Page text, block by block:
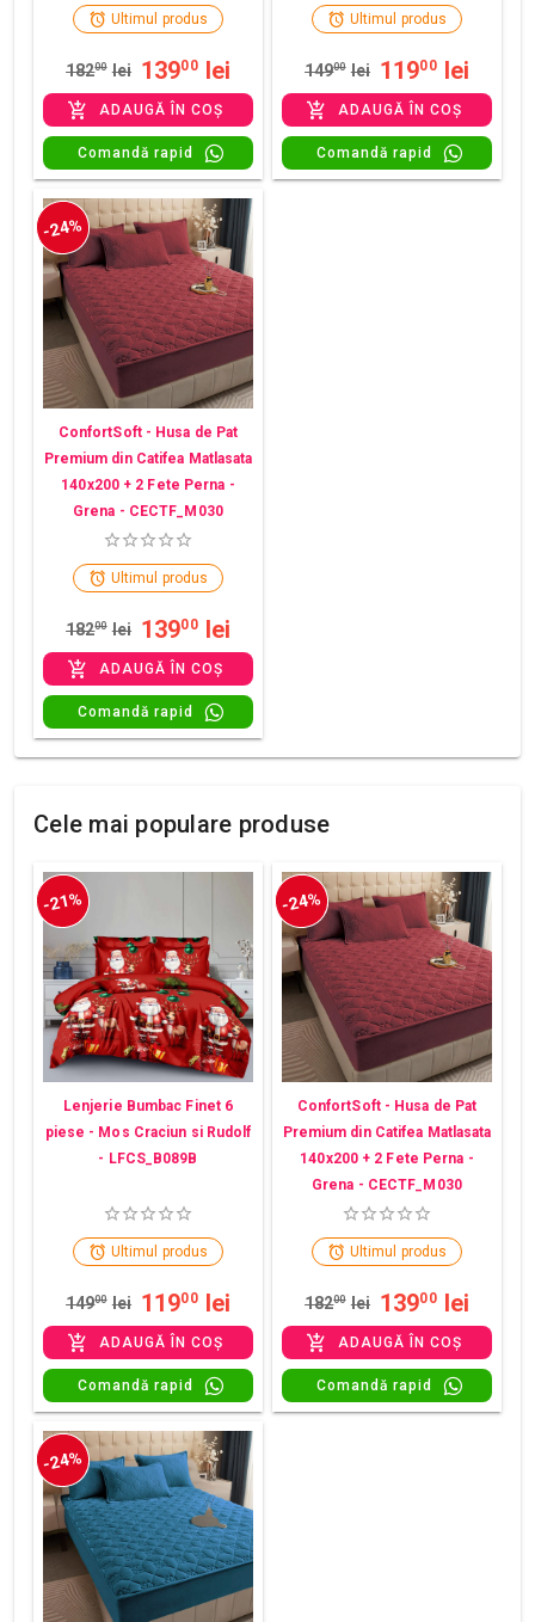
Ultimul produs
18200 lei 13900 lei
ADAUGĂ ÎN COȘ
Comandă rapid
Ultimul produs
14900 lei 11900 lei
ADAUGĂ ÎN COȘ
Comandă rapid
-24%
ConfortSoft - Husa de Pat
Premium din Catifea Matlasata
140x200 + 2 Fete Perna -
Grena - CECTF_M030
Ultimul produs
18200 lei 13900 lei
ADAUGĂ ÎN COȘ
Comandă rapid
Cele mai populare produse
-21%
Lenjerie Bumbac Finet 6
piese - Mos Craciun si Rudolf
- LFCS_B089B
Ultimul produs
14900 lei 11900 lei
ADAUGĂ ÎN COȘ
Comandă rapid
-24%
ConfortSoft - Husa de Pat
Premium din Catifea Matlasata
140x200 + 2 Fete Perna -
Grena - CECTF_M030
Ultimul produs
18200 lei 13900 lei
ADAUGĂ ÎN COȘ
Comandă rapid
-24%